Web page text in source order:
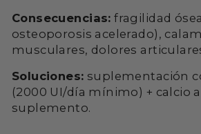
Consecuencias: fragilidad
osteoporosis acelerado),
musculares, dolores
Soluciones: suplementación
(2000 UI/día mínimo) + calcio
suplemento.